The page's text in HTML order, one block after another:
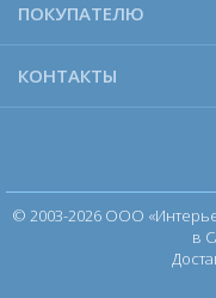
ПОКУПАТЕЛЮ
КОНТАКТЫ
© 2003-2026 ООО
в